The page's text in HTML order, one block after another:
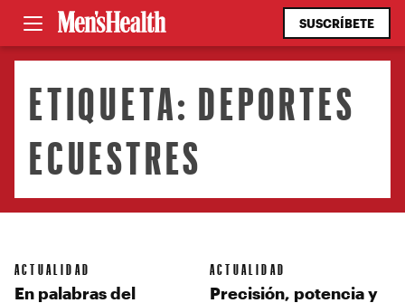
SUSCRÍBETE
ETIQUETA: DEPORTES
ECUESTRES
ACTUALIDAD
En palabras del
ACTUALIDAD
Precisión, potencia y